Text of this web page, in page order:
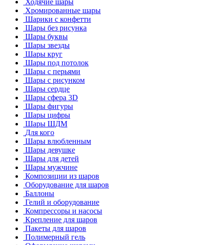
Хромированные шары
Шарики с конфетти
Шары без рисунка
Шары буквы
Шары звезды
Шары круг
Шары под потолок
Шары с перьями
Шары с рисунком
Шары сердце
Шары сфера 3D
Шары фигуры
Шары цифры
Шары ШДМ
Для кого
Шары влюбленным
Шары девушке
Шары для детей
Шары мужчине
Композиции из шаров
Оборудование для шаров
Баллоны
Гелий и оборудование
Компрессоры и насосы
Крепление для шаров
Пакеты для шаров
Полимерный гель